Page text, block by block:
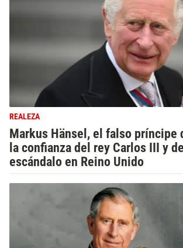
REALEZA
Markus Hänsel, el falso príncipe
la confianza del rey Carlos III y
escándalo en Reino Unido